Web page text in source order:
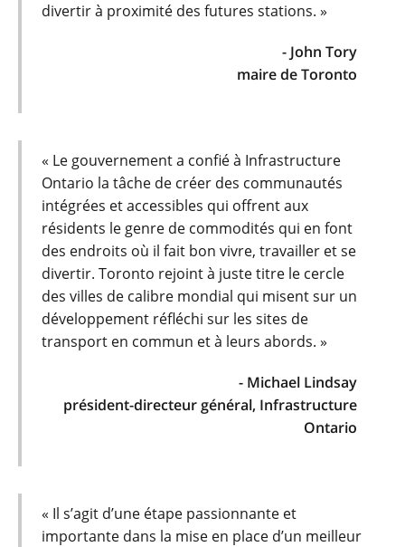
divertir à proximité des futures stations. »
- John Tory
maire de Toronto
« Le gouvernement a confié à Infrastructure
Ontario la tâche de créer des communautés
intégrées et accessibles qui offrent aux
résidents le genre de commodités qui en font
des endroits où il fait bon vivre, travailler et se
divertir. Toronto rejoint à juste titre le cercle
des villes de calibre mondial qui misent sur un
développement réfléchi sur les sites de
transport en commun et à leurs abords. »
- Michael Lindsay
président-directeur général, Infrastructure
Ontario
« Il s’agit d’une étape passionnante et
importante dans la mise en place d’un meilleur